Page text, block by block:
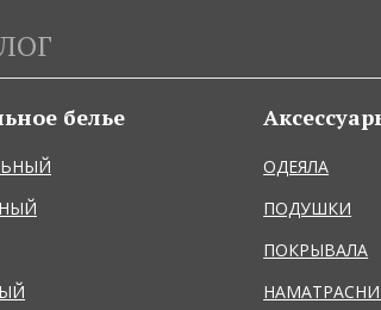
белье
ОДЕЯЛА
ПОДУШКИ
ПОКРЫВАЛА